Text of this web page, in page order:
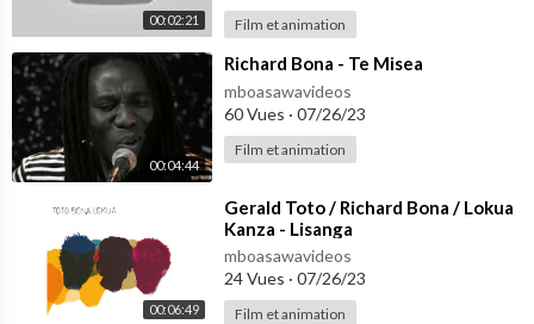
00:02:21 Film et animation
00:04:44
⁣Richard Bona - Te Misea
mboasawavideos
60 Vues · 07/26/23
Film et animation
00:06:49
⁣Gerald Toto / Richard Bona / Lokua
Kanza - Lisanga
mboasawavideos
24 Vues · 07/26/23
Film et animation